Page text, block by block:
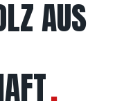
AUS